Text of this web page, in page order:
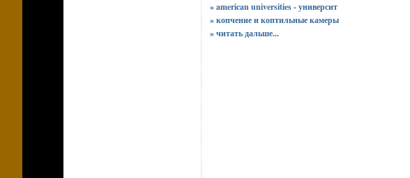
» american universities - университ
» копчение и коптильные камеры
»читать дальше...